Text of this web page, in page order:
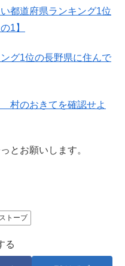
都道府県ランキング1位
1】
グ1位の長野県に住んで
村のおきてを確認せよ
とお願いします。
トーブ
る